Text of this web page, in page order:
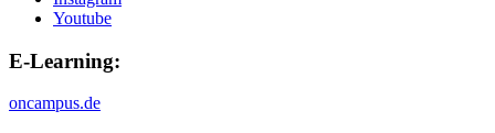
Youtube
E-Learning:
oncampus.de